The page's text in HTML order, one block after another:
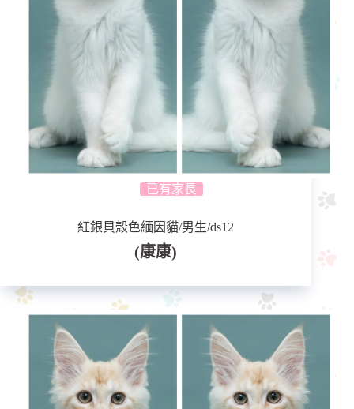
已有家長
紅銀貝殼色緬因貓/男生/ds12
(康康)